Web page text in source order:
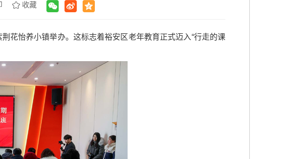
收藏
花怡养小镇举办。这标志着裕安区老年教育正式迈入“行走的课